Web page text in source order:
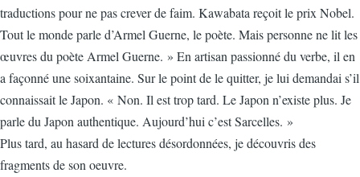
traductions pour ne pas crever de faim. Kawabata reçoit le prix Nobel.
Tout le monde parle d’Armel Guerne, le poète. Mais personne ne lit les
œuvres du poète Armel Guerne. » En artisan passionné du verbe, il en
a façonné une soixantaine. Sur le point de le quitter, je lui demandai s’il
connaissait le Japon. « Non. Il est trop tard. Le Japon n’existe plus. Je
parle du Japon authentique. Aujourd’hui c’est Sarcelles. »
Plus tard, au hasard de lectures désordonnées, je découvris des
fragments de son oeuvre.